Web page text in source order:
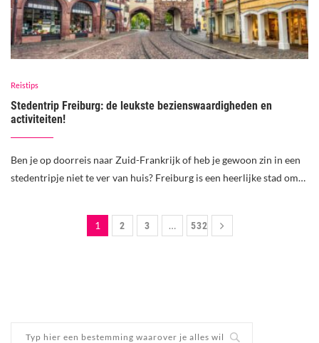
Reistips
Stedentrip Freiburg: de leukste bezienswaardigheden en
activiteiten!
Ben je op doorreis naar Zuid-Frankrijk of heb je gewoon zin in een
stedentripje niet te ver van huis? Freiburg is een heerlijke stad om…
1 2 3 … 532